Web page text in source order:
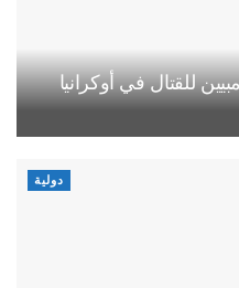
للقتال في أوكرانيا
دولية